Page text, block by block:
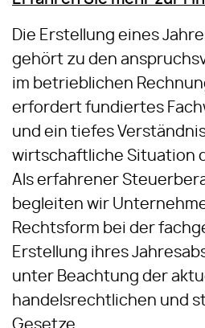
Die Erstellung eines
gehört zu den
im betrieblichen
erfordert fundiertes
und ein tiefes
wirtschaftliche Situation
Als erfahrener
begleiten wir
Rechtsform bei der
Erstellung ihres
unter Beachtung der
handelsrechtlichen und